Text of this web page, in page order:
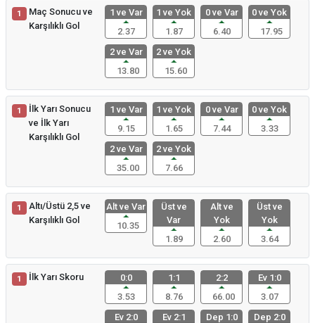
1
Maç Sonucu ve
Karşılıklı Gol
1 ve Var
2.37
1 ve Yok
1.87
0 ve Var
6.40
0 ve Yok
17.95
2 ve Var
13.80
2 ve Yok
15.60
1
İlk Yarı Sonucu
ve İlk Yarı
Karşılıklı Gol
1 ve Var
9.15
1 ve Yok
1.65
0 ve Var
7.44
0 ve Yok
3.33
2 ve Var
35.00
2 ve Yok
7.66
1
Altı/Üstü 2,5 ve
Karşılıklı Gol
Alt ve Var
10.35
Üst ve
Var
1.89
Alt ve
Yok
2.60
Üst ve
Yok
3.64
1 İlk Yarı Skoru
0:0
3.53
1:1
8.76
2:2
66.00
Ev 1:0
3.07
Ev 2:0
Ev 2:1
Dep 1:0
Dep 2:0